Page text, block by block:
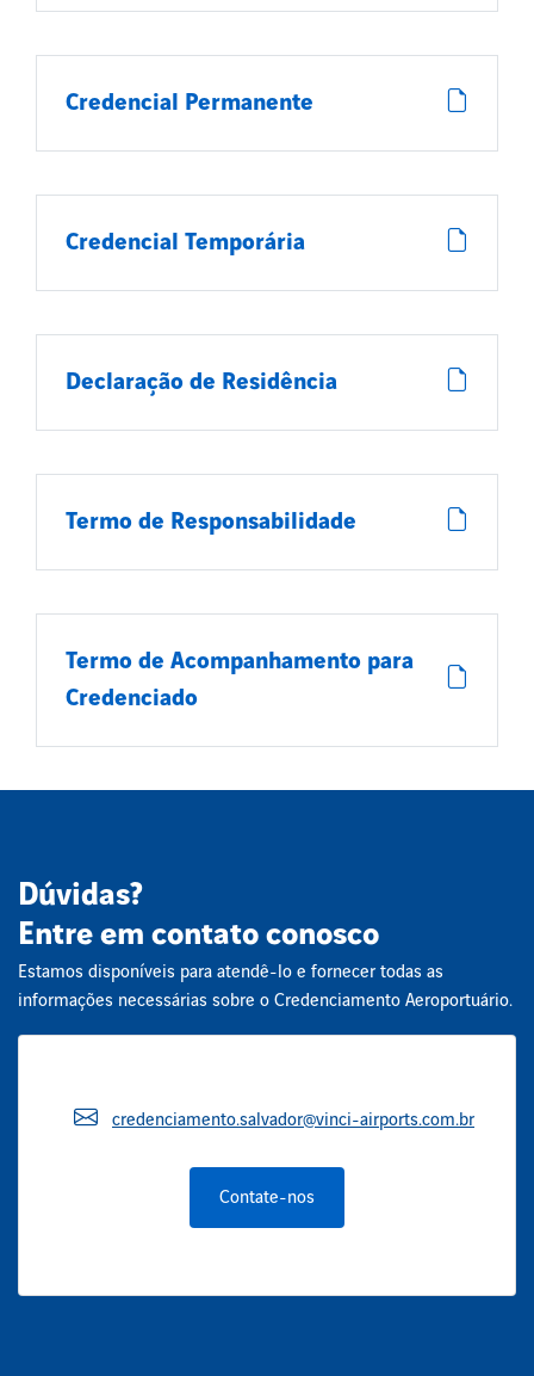
Credencial Permanente
Credencial Temporária
Declaração de Residência
Termo de Responsabilidade
Termo de Acompanhamento para
Credenciado
Dúvidas?
Entre em contato conosco
Estamos disponíveis para atendê-lo e fornecer todas as
informações necessárias sobre o Credenciamento Aeroportuário.
credenciamento.salvador@vinci-airports.com.br
Contate-nos